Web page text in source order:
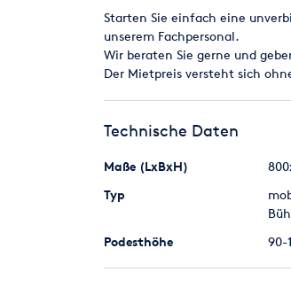
Dachhöhe: 5,87 m
PAWings Punktlast:150 kg (je
Traglast Bühnenboden: 350 kg/
Nutzlast Dach gesamt: 2.000 kg
Starten Sie einfach eine
unserem Fachpersonal.
Wir beraten Sie gerne und
Der Mietpreis versteht sich
Technische Daten
Maße (LxBxH)
Typ
Podesthöhe 90-